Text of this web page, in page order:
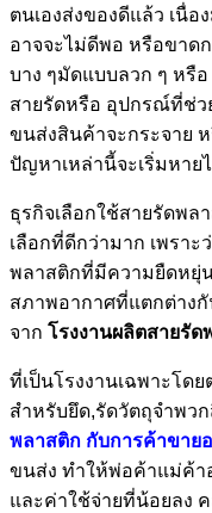
ตนเองส่งของดีแล้ว เนื่
อาจจะไม่ดีพอ หรือขาดก
บาง ๆมัดแบบลวก ๆ หรื
สายรัดหรือ อุปกรณ์ที่ช่ว
ขนส่งสินค้าจะกระจาย
ปัญหาเหล่านี้จะเริ่มหาย
ธุรกิจเลือกใช้สายรัดพล
เลือกที่ดีกว่ามาก เพรา
พลาสติกที่มีความยืดหยุ่
สภาพอากาศที่แตกต่าง
จาก โรงงานผลิตสายรัด
ที่เป็นโรงงานเฉพาะโด
สำหรับยึด,รัดวัตถุจำพว
พลาสติก กับการค้าขาย
ขนส่ง ทำให้พ่อค้าแม่ค้า
และค่าใช้จ่ายที่น้อยลง